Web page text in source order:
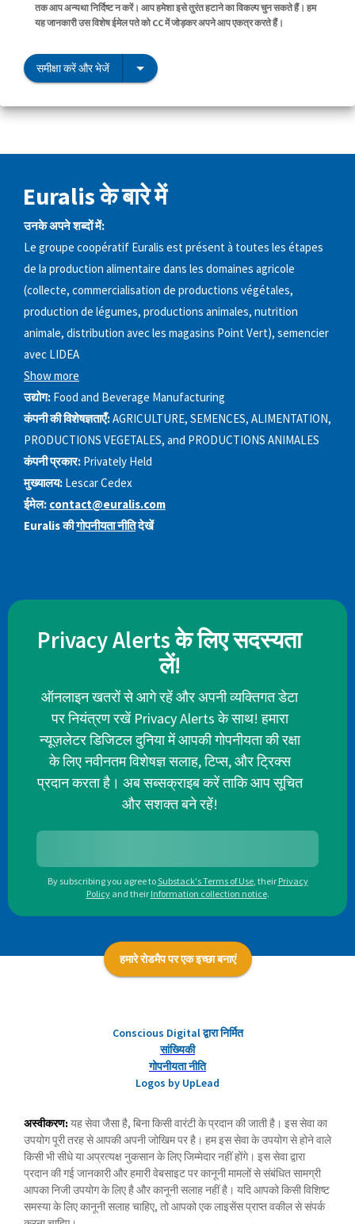
तक आप अन्यथा निर्दिष्ट न करें। आप हमेशा इसे तुरंत हटाने का विकल्प चुन सकते हैं। हम
यह जानकारी उस विशेष ईमेल पते को CC में जोड़कर अपने आप एकत्र करते हैं।
समीक्षा करें और भेजें
Euralis के बारे में
उनके अपने शब्दों में:
Le groupe coopératif Euralis est présent à toutes les étapes
de la production alimentaire dans les domaines agricole
(collecte, commercialisation de productions végétales,
production de légumes, productions animales, nutrition
animale, distribution avec les magasins Point Vert), semencier
avec LIDEA
Show more
उद्योग: Food and Beverage Manufacturing
कंपनी की विशेषज्ञताएँ:AGRICULTURE, SEMENCES, ALIMENTATION,
PRODUCTIONS VEGETALES, and PRODUCTIONS ANIMALES
कंपनी प्रकार: Privately Held
मुख्यालय: Lescar Cedex
ईमेल: contact@euralis.com
Euralis कीगोपनीयता नीतिदेखें
Privacy Alerts के लिए सदस्यता
लें!
ऑनलाइन खतरों से आगे रहें और अपनी व्यक्तिगत डेटा
पर नियंत्रण रखें Privacy Alerts के साथ! हमारा
न्यूज़लेटर डिजिटल दुनिया में आपकी गोपनीयता की रक्षा
के लिए नवीनतम विशेषज्ञ सलाह, टिप्स, और ट्रिक्स
प्रदान करता है। अब सब्सक्राइब करें ताकि आप सूचित
और सशक्त बने रहें!
By subscribing you agree toSubstack's Terms of Use, their Privacy
Policy and their Information collection notice.
हमारे रोडमैप पर एक इच्छा बनाएं
Conscious Digital द्वारा निर्मित
सांख्यिकी
गोपनीयता नीति
Logos by UpLead
अस्वीकरण: यह सेवा जैसा है, बिना किसी वारंटी के प्रदान की जाती है। इस सेवा का
उपयोग पूरी तरह से आपकी अपनी जोखिम पर है। हम इस सेवा के उपयोग से होने वाले
किसी भी सीधे या अप्रत्यक्ष नुकसान के लिए जिम्मेदार नहीं होंगे। इस सेवा द्वारा
प्रदान की गई जानकारी और हमारी वेबसाइट पर कानूनी मामलों से संबंधित सामग्री
आपका निजी उपयोग के लिए है और कानूनी सलाह नहीं है। यदि आपको किसी विशिष्ट
समस्या के लिए कानूनी सलाह चाहिए, तो आपको एक लाइसेंस प्राप्त वकील से संपर्क